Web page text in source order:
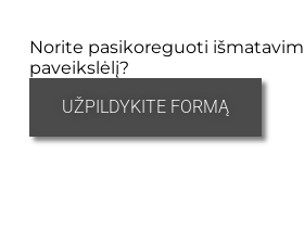
Norite pasikoreguoti
paveikslėlį?
UŽPILDYKITE FORMĄ